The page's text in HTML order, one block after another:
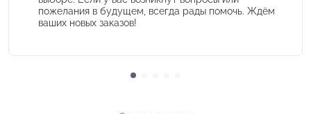
пожелания в будущем, всегда рады помочь. Ждём
ваших новых заказов!